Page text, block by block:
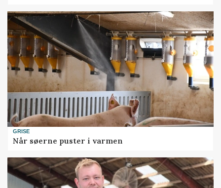
GRISE
Når søerne puster i varmen